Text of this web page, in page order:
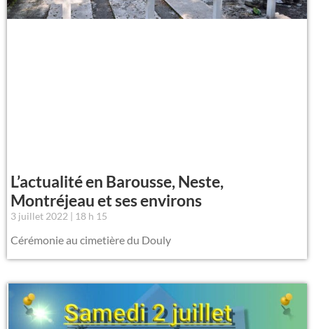
L’actualité en Barousse, Neste,
Montréjeau et ses environs
3 juillet 2022 18 h 15
Cérémonie au cimetière du Douly